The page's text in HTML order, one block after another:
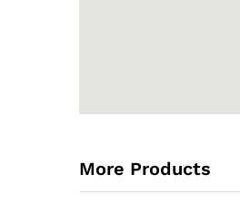
More Products